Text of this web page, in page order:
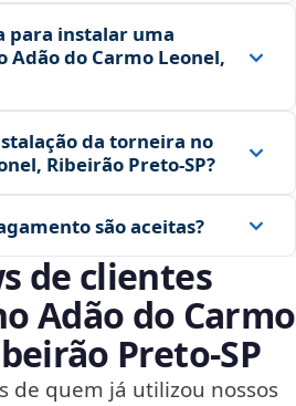
para instalar uma
do Carmo Leonel,
da torneira no
Ribeirão Preto‑SP?
são aceitas?
de clientes
Adão do Carmo
Preto‑SP
de quem já utilizou nossos